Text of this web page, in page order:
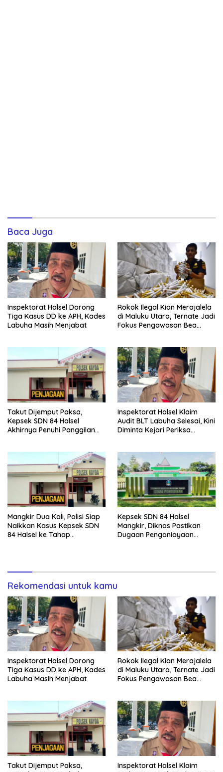
Baca Juga
Inspektorat Halsel Dorong
Tiga Kasus DD ke APH, Kades
Labuha Masih Menjabat
Rokok Ilegal Kian Merajalela
di Maluku Utara, Ternate Jadi
Fokus Pengawasan Bea
Takut Dijemput Paksa,
Kepsek SDN 84 Halsel
Akhirnya Penuhi Panggilan
Inspektorat Halsel Klaim
Audit BLT Labuha Selesai, Kini
Diminta Kejari Periksa
Mangkir Dua Kali, Polisi Siap
Naikkan Kasus Kepsek SDN
84 Halsel ke Tahap
Kepsek SDN 84 Halsel
Mangkir, Diknas Pastikan
Dugaan Penganiayaan
Rekomendasi untuk kamu
Inspektorat Halsel Dorong
Tiga Kasus DD ke APH, Kades
Labuha Masih Menjabat
Rokok Ilegal Kian Merajalela
di Maluku Utara, Ternate Jadi
Fokus Pengawasan Bea
Takut Dijemput Paksa,
Inspektorat Halsel Klaim